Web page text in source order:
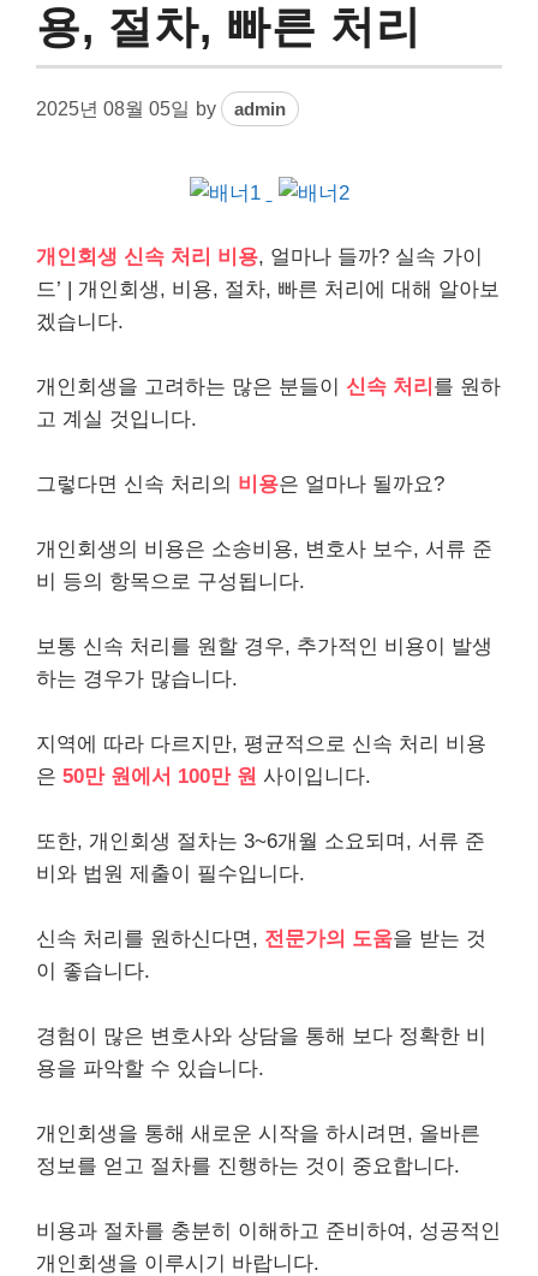
용, 절차, 빠른 처리
2025년 08월 05일 by admin
개인회생 신속 처리 비용, 얼마나 들까? 실속 가이
드’ | 개인 회생, 비용, 절차, 빠른 처리에 대해 알아보
겠습니다.
개인회생을 고려하는 많은 분들이 신속 처리 를 원하
고 계실 것입니다.
그렇다면 신속 처리의 비용은 얼마나 될까요?
개인회생의 비용은 소송비용, 변호사 보수, 서류 준
비 등의 항목으로 구성됩니다.
보통 신속 처리를 원할 경우, 추가적인 비용이 발생
하는 경우가 많습니다.
지역에 따라 다르지만, 평균적으로 신속 처리 비용
은 50만 원에서 100만 원 사이입니다.
또한, 개인회생 절차는 3~6개월 소요되며, 서류 준
비와 법원 제출이 필수입니다.
신속 처리를 원하신다면, 전문가의 도움을 받는 것
이 좋습니다.
경험이 많은 변호사와 상담을 통해 보다 정확한 비
용을 파악할 수 있습니다.
개인회생을 통해 새로운 시작을 하시려면, 올바른
정보를 얻고 절차를 진행하는 것이 중요합니다.
비용과 절차를 충분히 이해하고 준비하여, 성공적인
개인회생을 이루시기 바랍니다.